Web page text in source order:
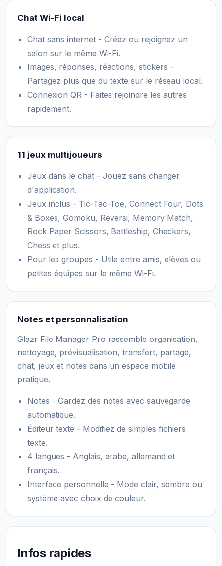
Chat Wi-Fi local
Chat sans internet - Créez ou rejoignez un
salon sur le même Wi-Fi.
Images, réponses, réactions, stickers -
Partagez plus que du texte sur le réseau local.
Connexion QR - Faites rejoindre les autres
rapidement.
11 jeux multijoueurs
Jeux dans le chat - Jouez sans changer
d'application.
Jeux inclus - Tic-Tac-Toe, Connect Four, Dots
& Boxes, Gomoku, Reversi, Memory Match,
Rock Paper Scissors, Battleship, Checkers,
Chess et plus.
Pour les groupes - Utile entre amis, élèves ou
petites équipes sur le même Wi-Fi.
Notes et personnalisation
Glazr File Manager Pro rassemble organisation,
nettoyage, prévisualisation, transfert, partage,
chat, jeux et notes dans un espace mobile
pratique.
Notes - Gardez des notes avec sauvegarde
automatique.
Éditeur texte - Modifiez de simples fichiers
texte.
4 langues - Anglais, arabe, allemand et
français.
Interface personnelle - Mode clair, sombre ou
système avec choix de couleur.
Infos rapides